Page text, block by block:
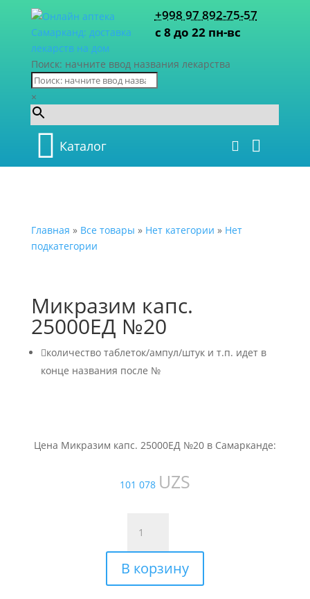
+998 97 892-75-57
с 8 до 22 пн-вс
Поиск: начните ввод названия лекарства
×
Каталог
Главная » Все товары » Нет категории » Нет
подкатегории
Микразим капс.
25000ЕД №20
количество таблеток/ампул/штук и т.п. идет в
конце названия после №
Цена Микразим капс. 25000ЕД №20 в Самарканде:
101 078 UZS
товара
Микразим
капс.
25000ЕД
В корзину